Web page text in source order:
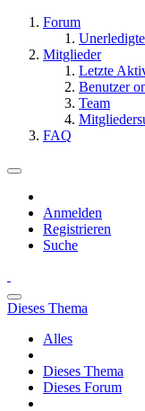
Forum
Mitglieder
Letzte
Benutzer
Team
FAQ
Anmelden
Registrieren
Suche
Dieses Thema
Alles
Dieses Thema
Dieses Forum